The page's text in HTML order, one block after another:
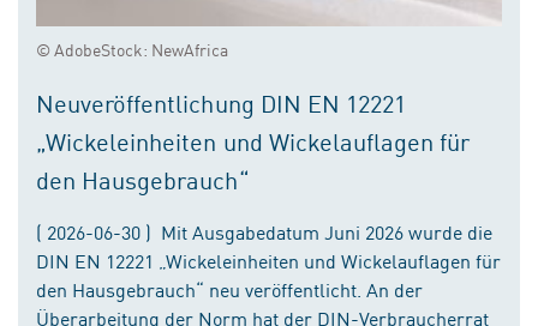
© AdobeStock: NewAfrica
Neuveröffentlichung DIN EN 12221
„Wickeleinheiten und Wickelauflagen für
den Hausgebrauch“
( 2026-06-30 ) Mit Ausgabedatum Juni 2026 wurde die
DIN EN 12221 „Wickeleinheiten und Wickelauflagen für
den Hausgebrauch“ neu veröffentlicht. An der
Überarbeitung der Norm hat der DIN-Verbraucherrat